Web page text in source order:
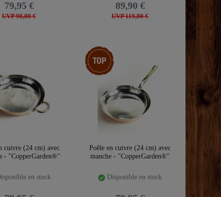
UVP 98,00 €
79,95 €
UVP 119,00 €
89,90 €
cuivre (24 cm) avec
- "CopperGarden®"
en stock
Article phare
Poêle en cuivre (24 cm) avec
manche - "CopperGarden®"
Disponible en stock